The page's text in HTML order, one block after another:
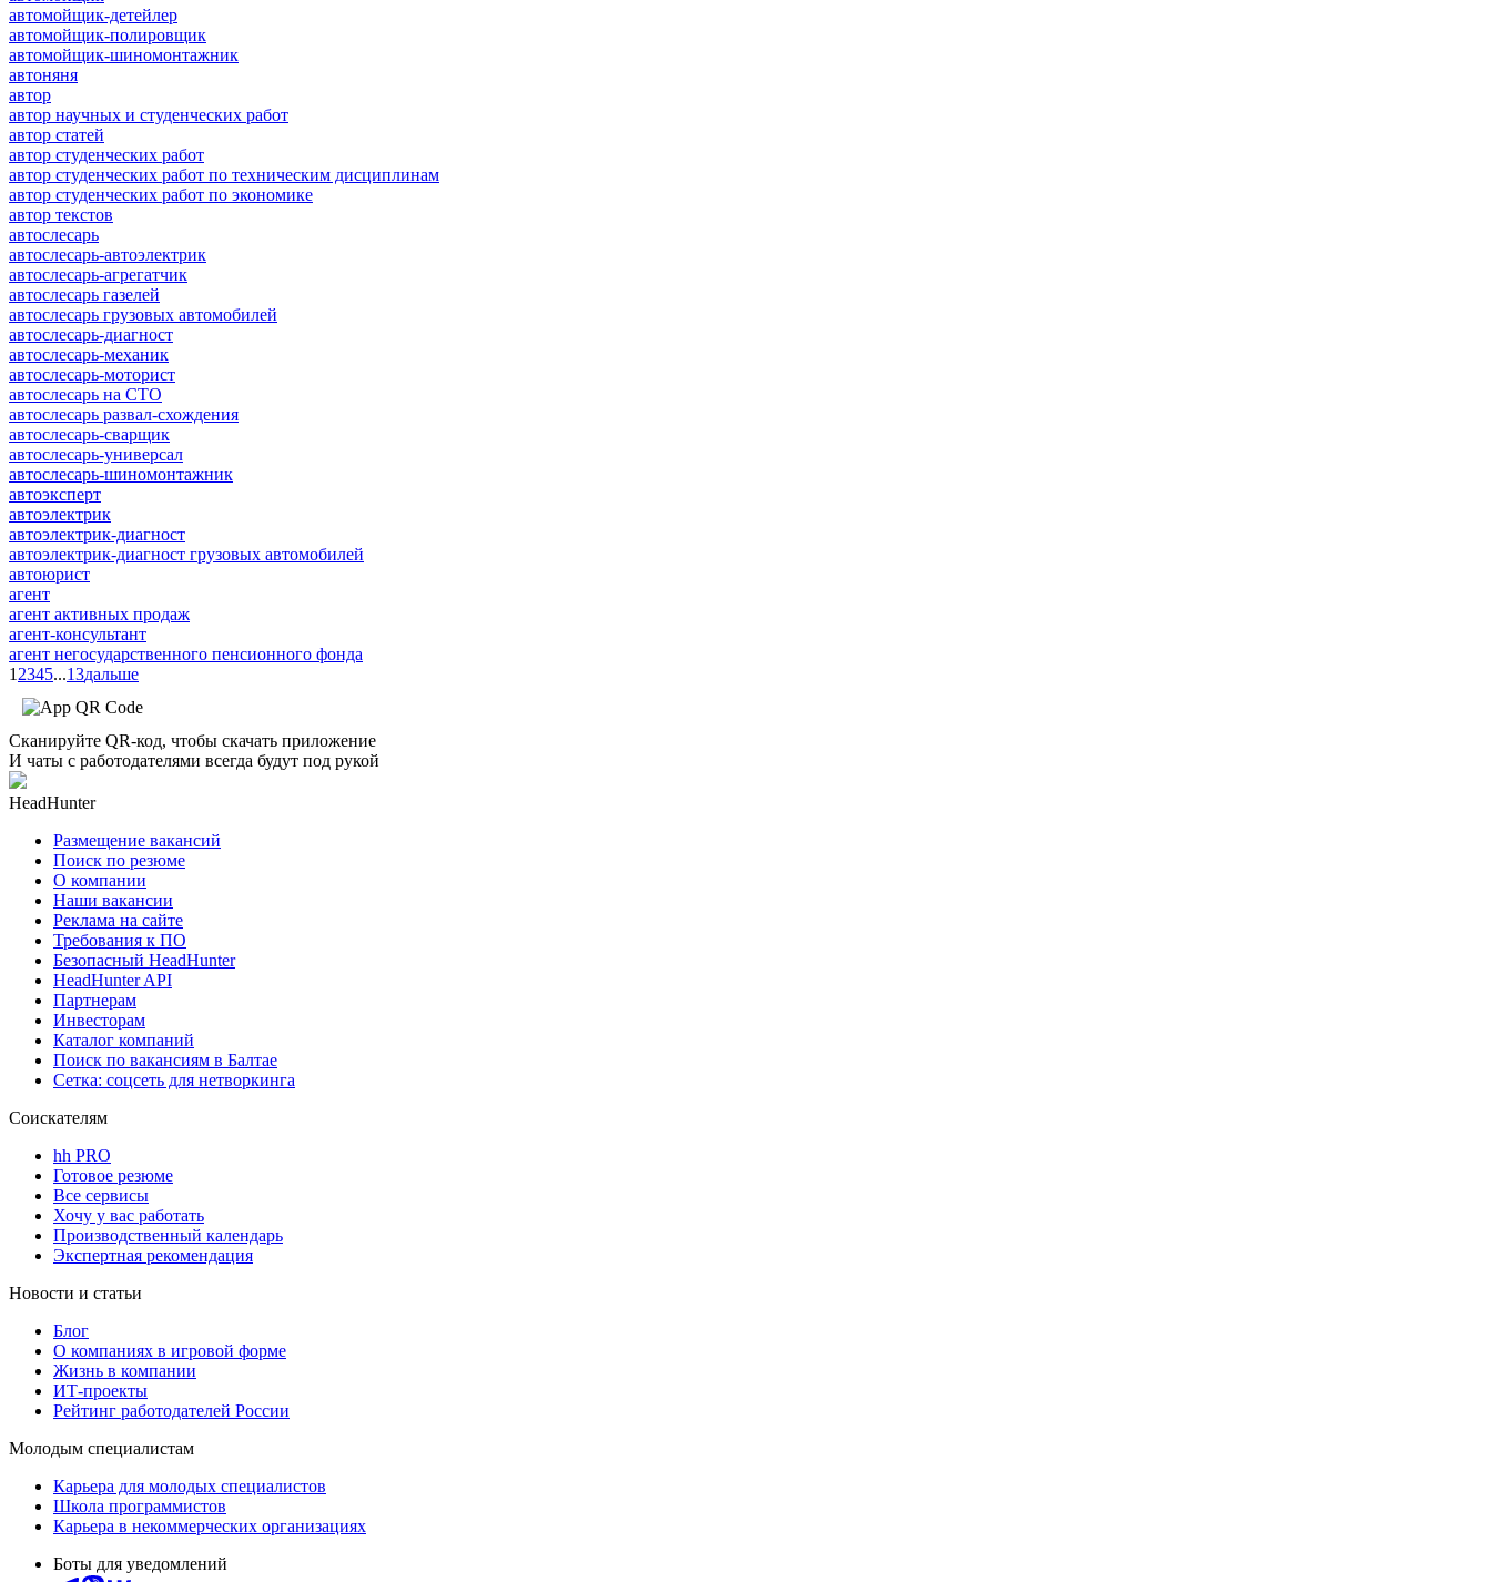
автомойщик-детейлер
автомойщик-полировщик
автомойщик-шиномонтажник
автоняня
автор
автор научных и студенческих работ
автор статей
автор студенческих работ
автор студенческих работ по техническим дисциплинам
автор студенческих работ по экономике
автор текстов
автослесарь
автослесарь-автоэлектрик
автослесарь-агрегатчик
автослесарь газелей
автослесарь грузовых автомобилей
автослесарь-диагност
автослесарь-механик
автослесарь-моторист
автослесарь на СТО
автослесарь развал-схождения
автослесарь-сварщик
автослесарь-универсал
автослесарь-шиномонтажник
автоэксперт
автоэлектрик
автоэлектрик-диагност
автоэлектрик-диагност грузовых автомобилей
автоюрист
агент
агент активных продаж
агент-консультант
агент негосударственного пенсионного фонда
1 2345...13дальше
Сканируйте QR-код, чтобы скачать приложение
И чаты с работодателями всегда будут под рукой
HeadHunter
Размещение вакансий
Поиск по резюме
О компании
Наши вакансии
Реклама на сайте
Требования к ПО
Безопасный HeadHunter
HeadHunter API
Партнерам
Инвесторам
Каталог компаний
Поиск по вакансиям в Балтае
Сетка: соцсеть для нетворкинга
Соискателям
hh PRO
Готовое резюме
Все сервисы
Хочу у вас работать
Производственный календарь
Экспертная рекомендация
Новости и статьи
Блог
О компаниях в игровой форме
Жизнь в компании
ИТ-проекты
Рейтинг работодателей России
Молодым специалистам
Карьера для молодых специалистов
Школа программистов
Карьера в некоммерческих организациях
Боты для уведомлений